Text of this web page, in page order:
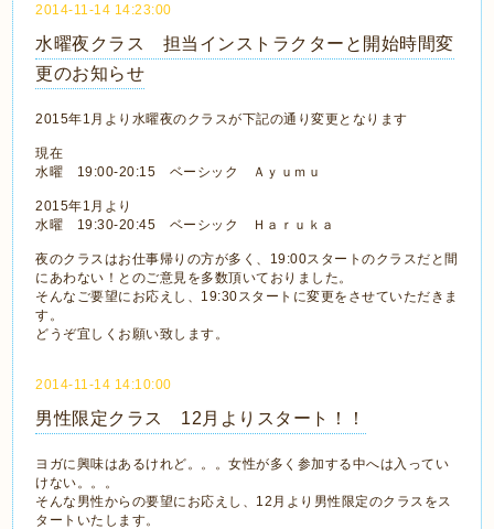
2014-11-14 14:23:00
水曜夜クラス 担当インストラクターと開始時間変
更のお知らせ
2015年1月より水曜夜のクラスが下記の通り変更となります
現在
水曜 19:00-20:15 ベーシック Ａｙｕｍｕ
2015年1月より
水曜 19:30-20:45 ベーシック Ｈａｒｕｋａ
夜のクラスはお仕事帰りの方が多く、19:00スタートのクラスだと間
にあわない！とのご意見を多数頂いておりました。
そんなご要望にお応えし、19:30スタートに変更をさせていただきま
す。
どうぞ宜しくお願い致します。
2014-11-14 14:10:00
男性限定クラス 12月よりスタート！！
ヨガに興味はあるけれど。。。女性が多く参加する中へは入ってい
けない。。。
そんな男性からの要望にお応えし、12月より男性限定のクラスをス
タートいたします。